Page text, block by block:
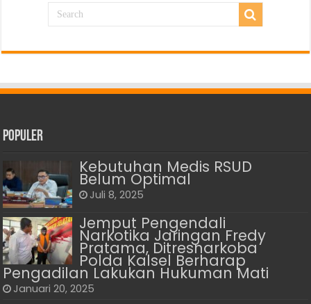
Populer
Kebutuhan Medis RSUD
Belum Optimal
Juli 8, 2025
Jemput Pengendali
Narkotika Jaringan Fredy
Pratama, Ditresnarkoba
Polda Kalsel Berharap
Pengadilan Lakukan Hukuman Mati
Januari 20, 2025